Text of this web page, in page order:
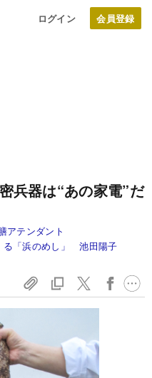
ログイン
兵器は“あの家電”だ
アテンダント
る「浜のめし」 池田陽子